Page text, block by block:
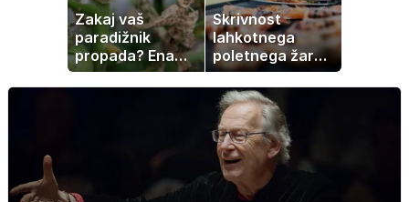
Zakaj vaš
paradižnik
propada? Ena
napaka lahko
uniči rastline –
Skrivnost
lahkotnega
poletnega žara,
po katerem ne
boste
potrebovali
popoldanskega
spanca